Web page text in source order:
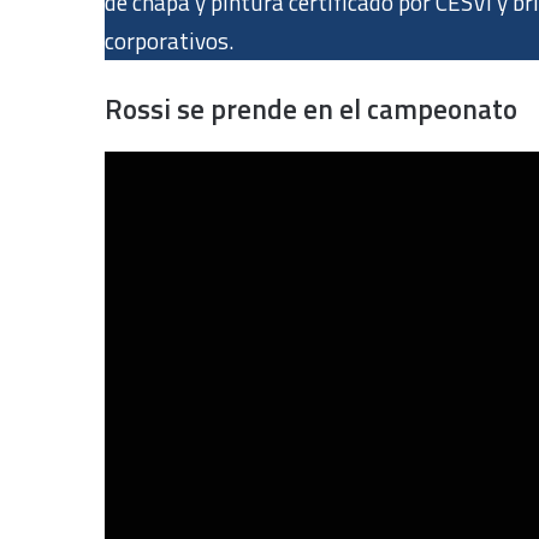
corporativos.
Rossi se prende en el campeonato